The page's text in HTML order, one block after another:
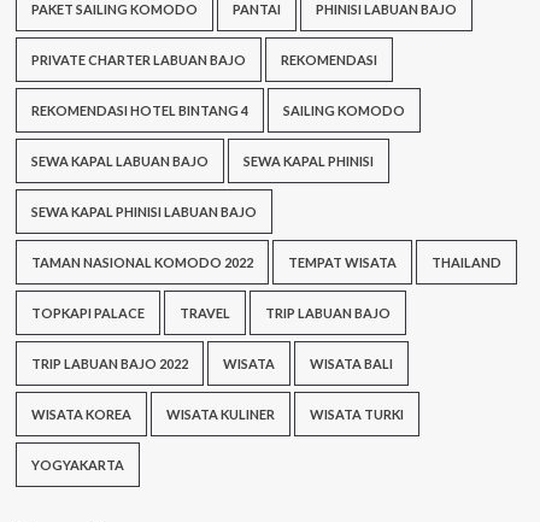
PAKET SAILING KOMODO PANTAI PHINISI LABUAN BAJO
PRIVATE CHARTER LABUAN BAJO REKOMENDASI
REKOMENDASI HOTEL BINTANG 4 SAILING KOMODO
SEWA KAPAL LABUAN BAJO SEWA KAPAL PHINISI
SEWA KAPAL PHINISI LABUAN BAJO
TAMAN NASIONAL KOMODO 2022 TEMPAT WISATA THAILAND
TOPKAPI PALACE TRAVEL TRIP LABUAN BAJO
TRIP LABUAN BAJO 2022 WISATA WISATA BALI
WISATA KOREA WISATA KULINER WISATA TURKI
YOGYAKARTA